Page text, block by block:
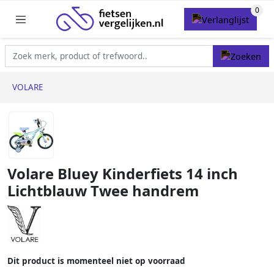
VOLARE
Volare Bluey Kinderfiets 14 inch
Lichtblauw Twee handrem
Dit product is momenteel niet op voorraad